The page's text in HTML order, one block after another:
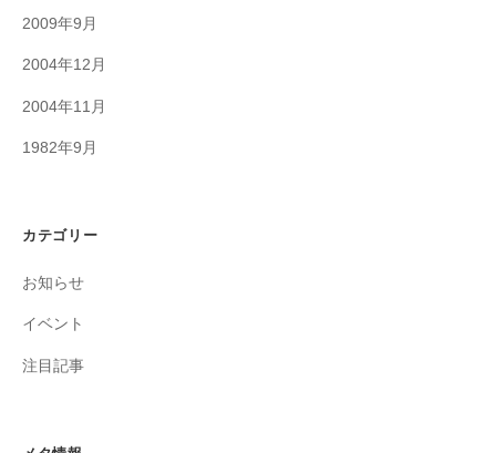
2009年9月
2004年12月
2004年11月
1982年9月
カテゴリー
お知らせ
イベント
注目記事